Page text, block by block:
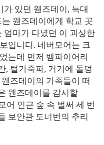
있던 웬즈데이, 늑대
웬즈데이에게 학교 곳
엄마가 다녔던 이 괴상한
입니다. 네버모어는 크
는데 먼저 뱀파이어라
, 털가죽파, 거기에 돌덩
즈데이의 가족들이 떠
웬즈데이를 감시할
어 인근 숲 속 벌써 세 번
보안관 도너번의 추리